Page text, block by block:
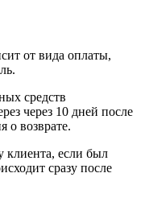
от вида оплаты,
средств
через 10 дней после
о возврате.
клиента, если был
сразу после